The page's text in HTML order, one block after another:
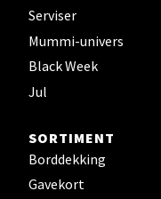
Serviser
Mummi-univers
Black Week
Jul
SORTIMENT
Borddekking
Gavekort
Torgbakken 2,
Åpent i dag 10-17
0 i butikk